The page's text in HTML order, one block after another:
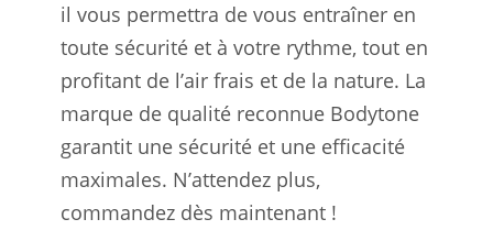
il vous permettra de vous entraîner en
toute sécurité et à votre rythme, tout en
profitant de l’air frais et de la nature. La
marque de qualité reconnue Bodytone
garantit une sécurité et une efficacité
maximales. N’attendez plus,
commandez dès maintenant !